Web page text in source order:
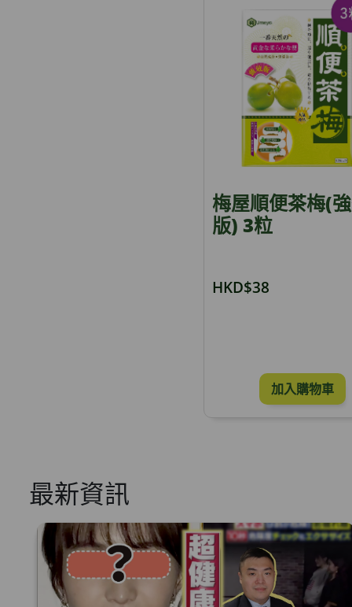
梅屋順便茶梅(
版) 3粒
HKD$38
加入購物車
最新資訊